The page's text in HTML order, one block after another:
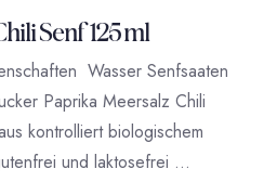
Senf 125 ml
Wasser Senfsaaten
Paprika Meersalz Chili
kontrolliert biologischem
und laktosefrei …